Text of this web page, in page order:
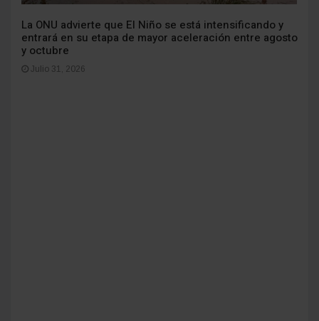
La ONU advierte que El Niño se está intensificando y
entrará en su etapa de mayor aceleración entre agosto
y octubre
Julio 31, 2026